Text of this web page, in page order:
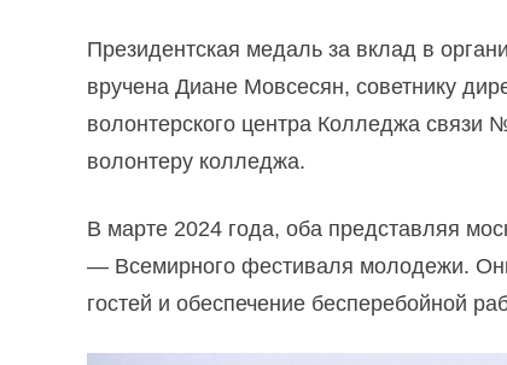
Президентская медаль за вклад в
вручена Диане Мовсесян, советнику
волонтерского центра Колледжа связи
волонтеру колледжа.
В марте 2024 года, оба представляя
— Всемирного фестиваля молодежи.
гостей и обеспечение бесперебойной